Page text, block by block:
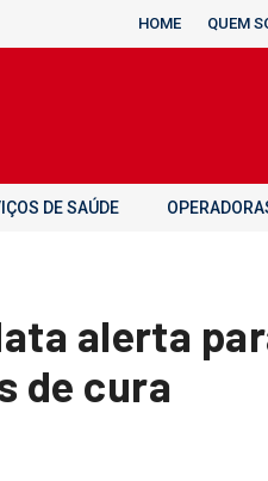
HOME QUEM
DE SAÚDE
alerta
de cura